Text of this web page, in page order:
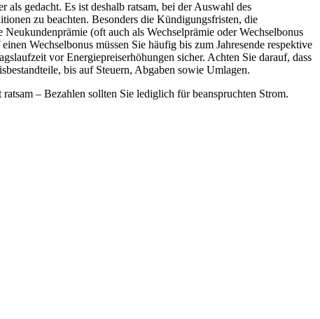
gedacht. Es ist deshalb ratsam, bei der Auswahl des
zu beachten. Besonders die Kündigungsfristen, die
(oft auch als Wechselprämie oder Wechselbonus
Wechselbonus müssen Sie häufig bis zum Jahresende respektive
vor Energiepreiserhöhungen sicher. Achten Sie darauf, dass
bis auf Steuern, Abgaben sowie Umlagen.
– Bezahlen sollten Sie lediglich für beanspruchten Strom.